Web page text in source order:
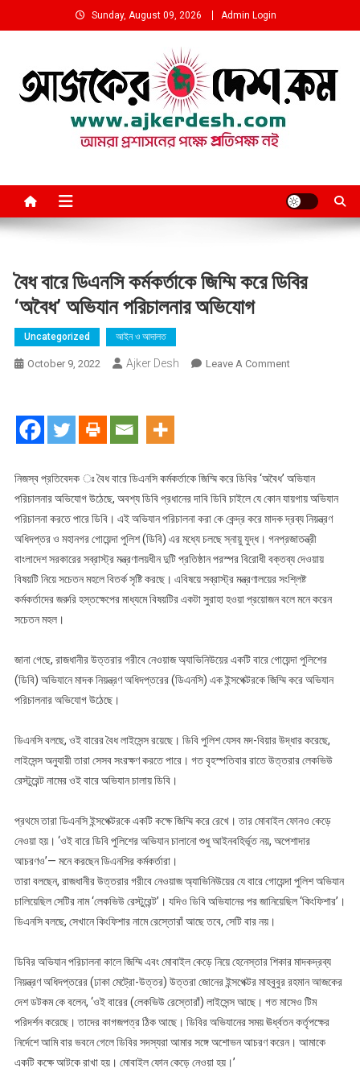
to
Sunday, August 09, 2026 Admin Login
বৈধ বারে ডিএনসি কর্মকর্তাকে জিম্মি করে ডিবির
‘অবৈধ’ অভিযান পরিচালনার অভিযোগ
Uncategorized আইন ও আদালত
October 9, 2022 Ajker Desh Leave A CommentOn
করে
ডিবির
‘অবৈধ’
পরিচালনার
অভিযোগ
নিজস্ব প্রতিবেদক ঃ বৈধ বারে ডিএনসি কর্মকর্তাকে জিম্মি করে ডিবির ‘অবৈধ’ অভিযান
পরিচালনার অভিযোগ উঠেছে, অবশ্য ডিবি প্রধানের দাবি ডিবি চাইলে যে কোন যায়গায় অভিযান
পরিচালনা করতে পারে ডিবি। এই অভিযান পরিচালনা করা কে কেন্দ্র করে মাদক দ্রব্য নিয়ন্ত্রণ
অধিদপ্তর ও মহানগর গোয়েন্দা পুলিশ (ডিবি) এর মধ্যে চলছে স্নায়ু যুদ্ধ। গনপ্রজাতন্ত্রী
বাংলাদেশ সরকারের সব্রাস্ট্র মন্ত্রণালয়ধীন দুটি প্রতিষ্ঠান পরস্পর বিরোধী বক্তব্য দেওয়ায়
বিষয়টি নিয়ে সচেতন মহলে বিতর্ক সৃষ্টি করছে। এবিষয়ে সব্রাস্ট্র মন্ত্রণালয়ের সংশ্লিষ্ট
কর্মকর্তাদের জরুরি হস্তক্ষেপের মাধ্যমে বিষয়টির একটা সুরাহা হওয়া প্রয়োজন বলে মনে করেন
সচেতন মহল।
জানা গেছে, রাজধানীর উত্তরার গরীবে নেওয়াজ অ্যাভিনিউয়ের একটি বারে গোয়েন্দা পুলিশের
(ডিবি) অভিযানে মাদক নিয়ন্ত্রণ অধিদপ্তরের (ডিএনসি) এক ইন্সপেক্টরকে জিম্মি করে অভিযান
পরিচালনার অভিযোগ উঠেছে।
ডিএনসি বলছে, ওই বারের বৈধ লাইসেন্স রয়েছে। ডিবি পুলিশ যেসব মদ-বিয়ার উদ্ধার করেছে,
লাইসেন্স অনুযায়ী তারা সেসব সংরক্ষণ করতে পারে। গত বৃহস্পতিবার রাতে উত্তরার লেকভিউ
রেস্টুরেন্ট নামের ওই বারে অভিযান চালায় ডিবি।
প্রথমে তারা ডিএনসি ইন্সপেক্টরকে একটি কক্ষে জিম্মি করে রেখে। তার মোবাইল ফোনও কেড়ে
নেওয়া হয়। ‘ওই বারে ডিবি পুলিশের অভিযান চালানো শুধু আইনবহির্ভূত নয়, অপেশাদার
আচরণও’— মনে করছেন ডিএনসির কর্মকর্তারা।
তারা বলছেন, রাজধানীর উত্তরার গরীবে নেওয়াজ অ্যাভিনিউয়ের যে বারে গোয়েন্দা পুলিশ অভিযান
চালিয়েছিল সেটির নাম ‘লেকভিউ রেস্টুরেন্ট’। যদিও ডিবি অভিযানের পর জানিয়েছিল ‘কিংফিশার’।
ডিএনসি বলছে, সেখানে কিংফিশার নামে রেস্তোরাঁ আছে তবে, সেটি বার নয়।
ডিবির অভিযান পরিচালনা কালে জিম্মি এবং মোবাইল কেড়ে নিয়ে হেনেস্তার শিকার মাদকদ্রব্য
নিয়ন্ত্রণ অধিদপ্তরের (ঢাকা মেট্রো-উত্তর) উত্তরা জোনের ইন্সপেক্টর মাহবুবুর রহমান আজকের
দেশ ডটকম কে বলেন, ‘ওই বারের (লেকভিউ রেস্তোরাঁ) লাইসেন্স আছে। গত মাসেও টিম
পরিদর্শন করেছে। তাদের কাগজপত্র ঠিক আছে। ডিবির অভিযানের সময় ঊর্ধ্বতন কর্তৃপক্ষের
নির্দেশে আমি বার ভবনে গেলে ডিবির সদস্যরা আমার সঙ্গে অশোভন আচরণ করেন। আমাকে
একটি কক্ষে আটকে রাখা হয়। মোবাইল ফোন কেড়ে নেওয়া হয়।’